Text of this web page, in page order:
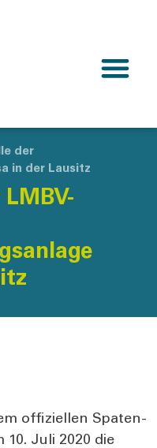
der
in der Lausitz
offi­zi­el­len Spa­ten­
10. Juli 2020 die